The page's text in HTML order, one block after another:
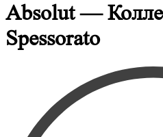
Absolut —
Spessorato